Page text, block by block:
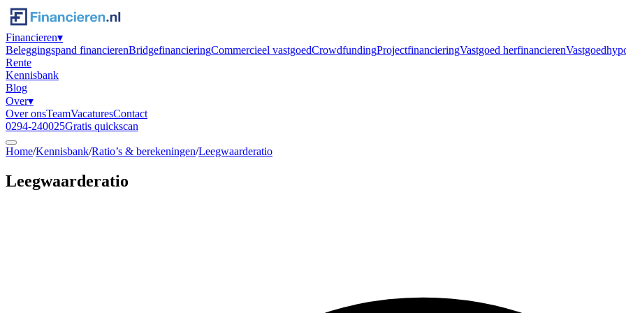
Financieren▾
Beleggingspand financierenBridgefinancieringCommercieel vastgoedCrowdfundingProjectfinancieringVastgoed herfinancieren
Rente
Kennisbank
Blog
Over▾
Over onsTeamVacaturesContact
0294-240025Gratis quickscan
Home/Kennisbank/Ratio’s & berekeningen/Leegwaarderatio
Leegwaarderatio